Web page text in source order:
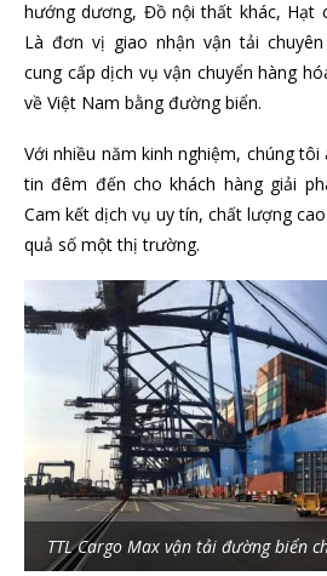
hướng dương, Đồ nội thất khác, Hạt
Là đơn vị giao nhận vận tải
cung cấp dịch vụ vận chuyển hàng
về Việt Nam bằng đường biển.
Với nhiều năm kinh nghiệm, chúng
tin đêm đến cho khách hàng giải
Cam kết dịch vụ uy tín, chất lượng
quả số một thị trường.
TTL Cargo Max vận tải đường biển